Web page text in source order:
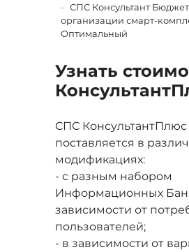
СПС Консультант
организации смарт-
Оптимальный
Узнать
Консультант
СПС КонсультантПлюс
поставляется в
модификациях:
- с разным набором
Информационных
зависимости от
пользователей;
- в зависимости от